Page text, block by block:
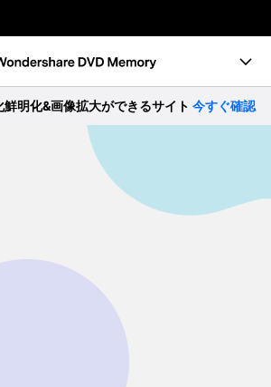
&画像拡大ができるサイト今すぐ確認 >>